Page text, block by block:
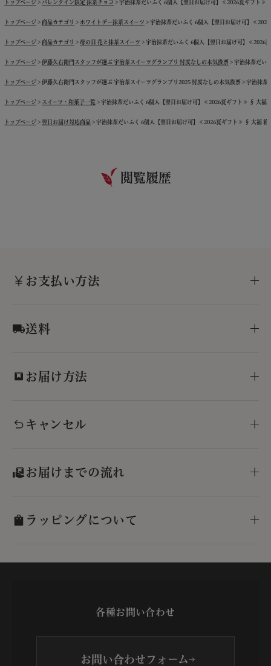
トップページ バレンタイン限定 抹茶チョコ 宇治抹茶だいふく 6個入【翌日お届け可】≪2026夏ギフト≫
トップページ 商品カテゴリ ホワイトデー抹茶スイーツ 宇治抹茶だいふく 6個入【翌日お届け可】
トップページ 商品カテゴリ 母の日 花と抹茶スイーツ 宇治抹茶だいふく 6個入【翌日お届け可】≪2026
トップページ 伊藤久右衛門スタッフが選ぶ 宇治茶スイーツグランプリ 忖度なしの本気投票 宇治抹茶だい
トップページ 伊藤久右衛門スタッフが選ぶ 宇治茶スイーツグランプリ2025 忖度なしの本気投票 宇治抹茶
トップページ スイーツ・和菓子一覧 宇治抹茶だいふく 6個入【翌日お届け可】≪2026夏ギフト≫ § 大福
トップページ 翌日お届け対応商品 宇治抹茶だいふく 6個入【翌日お届け可】≪2026夏ギフト≫ § 大福 箱
閲覧履歴
お支払い方法
送料
お届け方法
キャンセル
お届けまでの流れ
ラッピングについて
各種お問い合わせ
お問い合わせフォーム